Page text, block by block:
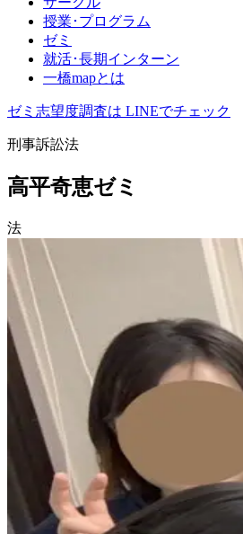
授業･プログラム
ゼミ
就活･長期インターン
一橋mapとは
ゼミ志望度調査は LINEでチェック
刑事訴訟法
高平奇恵ゼミ
法